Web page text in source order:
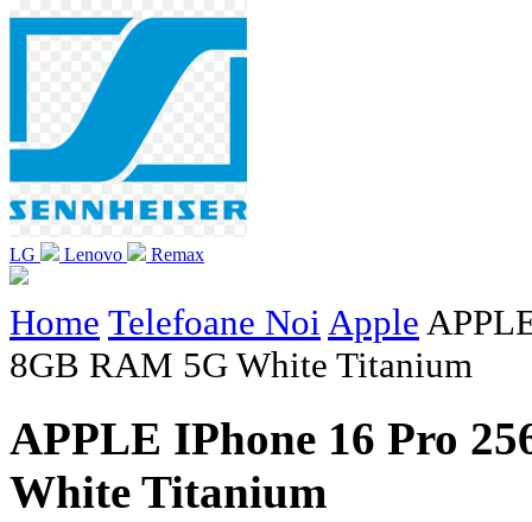
LG Lenovo Remax
Home Telefoane Noi Apple
8GB RAM 5G White Titanium
APPLE IPhone 16 Pro
White Titanium